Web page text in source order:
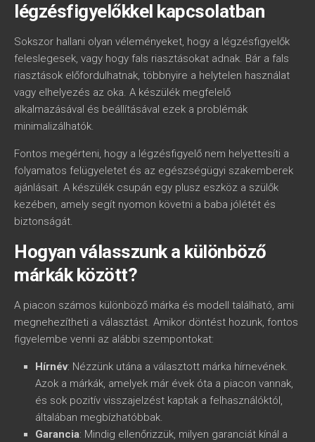
légzésfigyelőkkel kapcsolatban
Sokszor hallani olyan véleményeket, hogy a légzésfigyelők
feleslegesek, vagy hogy fals riasztásokat adnak. Bár a fals
riasztások előfordulhatnak, többnyire a helytelen használat
vagy elhelyezés az oka. A készülék megfelelő
alkalmazásával és beállításával ezek a problémák
minimalizálhatók.
Fontos megérteni, hogy a légzésfigyelő nem helyettesíti a
folyamatos felügyeletet és az egészségügyi szakemberek
ajánlásait. A készülék csupán egy plusz eszköz a szülők
kezében, amely segít nyomon követni a baba jólétét és
biztonságát.
Hogyan válasszunk a különböző
márkák között?
A piacon számos különböző márka és modell található, ami
megnehezítheti a választást. Amikor döntést hozunk, fontos
figyelembe venni az alábbi szempontokat:
Hírnév: Nézzünk utána a választott márka hírnevének.
Azok a márkák, amelyek már évek óta a piacon vannak,
és sok pozitív visszajelzést kaptak a felhasználóktól,
általában megbízhatóbbak.
Garancia: Mindig ellenőrizzük, milyen garanciát kínál a